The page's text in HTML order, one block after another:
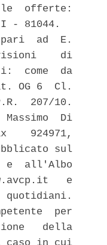
le  offerte:
- 81044.
ad  E.
di
come  da
OG 6  Cl.
207/10.
Di
924971,
sul
e  all'Albo
e
quotidiani.
per
della